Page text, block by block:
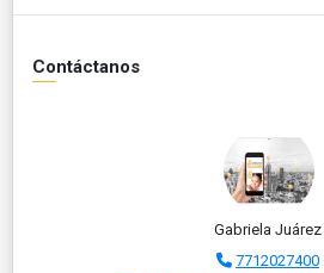
Contáctanos
Gabriela Juárez
7712027400